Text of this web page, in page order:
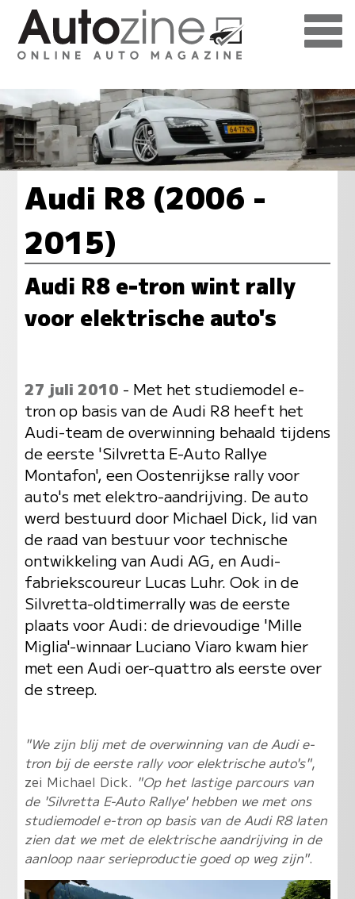
Audi R8 (2006 -
2015)
Audi R8 e-tron wint rally
voor elektrische auto's
27 juli 2010 - Met het studiemodel e-
tron op basis van de Audi R8 heeft het
Audi-team de overwinning behaald tijdens
de eerste 'Silvretta E-Auto Rallye
Montafon', een Oostenrijkse rally voor
auto's met elektro-aandrijving. De auto
werd bestuurd door Michael Dick, lid van
de raad van bestuur voor technische
ontwikkeling van Audi AG, en Audi-
fabriekscoureur Lucas Luhr. Ook in de
Silvretta-oldtimerrally was de eerste
plaats voor Audi: de drievoudige 'Mille
Miglia'-winnaar Luciano Viaro kwam hier
met een Audi oer-quattro als eerste over
de streep.
"We zijn blij met de overwinning van de Audi e-
tron bij de eerste rally voor elektrische auto's",
zei Michael Dick. "Op het lastige parcours van
de 'Silvretta E-Auto Rallye' hebben we met ons
studiemodel e-tron op basis van de Audi R8 laten
zien dat we met de elektrische aandrijving in de
aanloop naar serieproductie goed op weg zijn".